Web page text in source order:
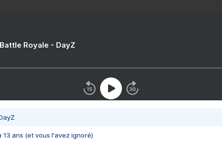
Royale - DayZ
13 ans (et vous l'avez ignoré)